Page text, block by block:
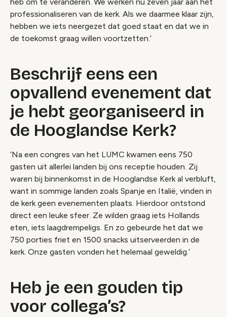
professionaliseren van de kerk. Als we daarmee klaar zijn,
hebben we iets neergezet dat goed staat en dat we in
de toekomst graag willen voortzetten.’
Beschrijf eens een
opvallend evenement dat
je hebt georganiseerd in
de Hooglandse Kerk?
‘Na een congres van het LUMC kwamen eens 750
gasten uit allerlei landen bij ons receptie houden. Zij
waren bij binnenkomst in de Hooglandse Kerk al verbluft,
want in sommige landen zoals Spanje en Italië, vinden in
de kerk geen evenementen plaats. Hierdoor ontstond
direct een leuke sfeer. Ze wilden graag iets Hollands
eten, iets laagdrempeligs. En zo gebeurde het dat we
750 porties friet en 1500 snacks uitserveerden in de
kerk. Onze gasten vonden het helemaal geweldig.’
Heb je een gouden tip
voor collega’s?